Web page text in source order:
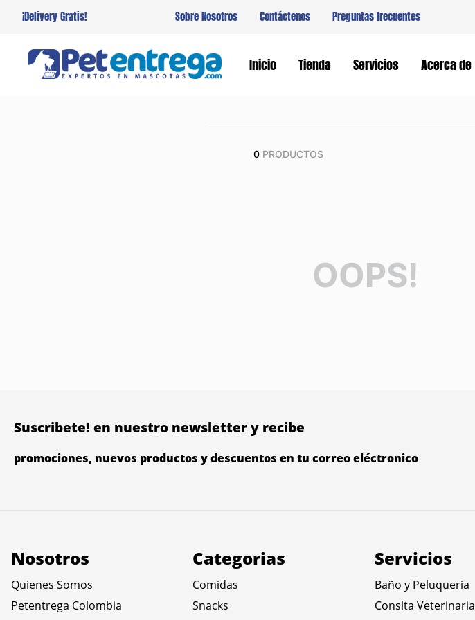
¡Delivery Gratis! Sobre Nosotros Contáctenos Preguntas frecuentes
Inicio Tienda Servicios Acerca de
0 PRODUCTOS
OOPS!
Suscribete! en nuestro newsletter y recibe
promociones, nuevos productos y descuentos en tu correo eléctronico
Nosotros
Quienes Somos
Petentrega Colombia
Categorias
Comidas
Snacks
Servicios
Baño y Peluqueria
Conslta Veterinaria